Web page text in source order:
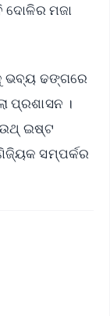
ଦୋଳିର ମଜା
ଭବ୍ୟ ଢଙ୍ଗରେ
ପ୍ରଶାସନ ।
ଇଷ୍ଟ
ସମ୍ପର୍କର